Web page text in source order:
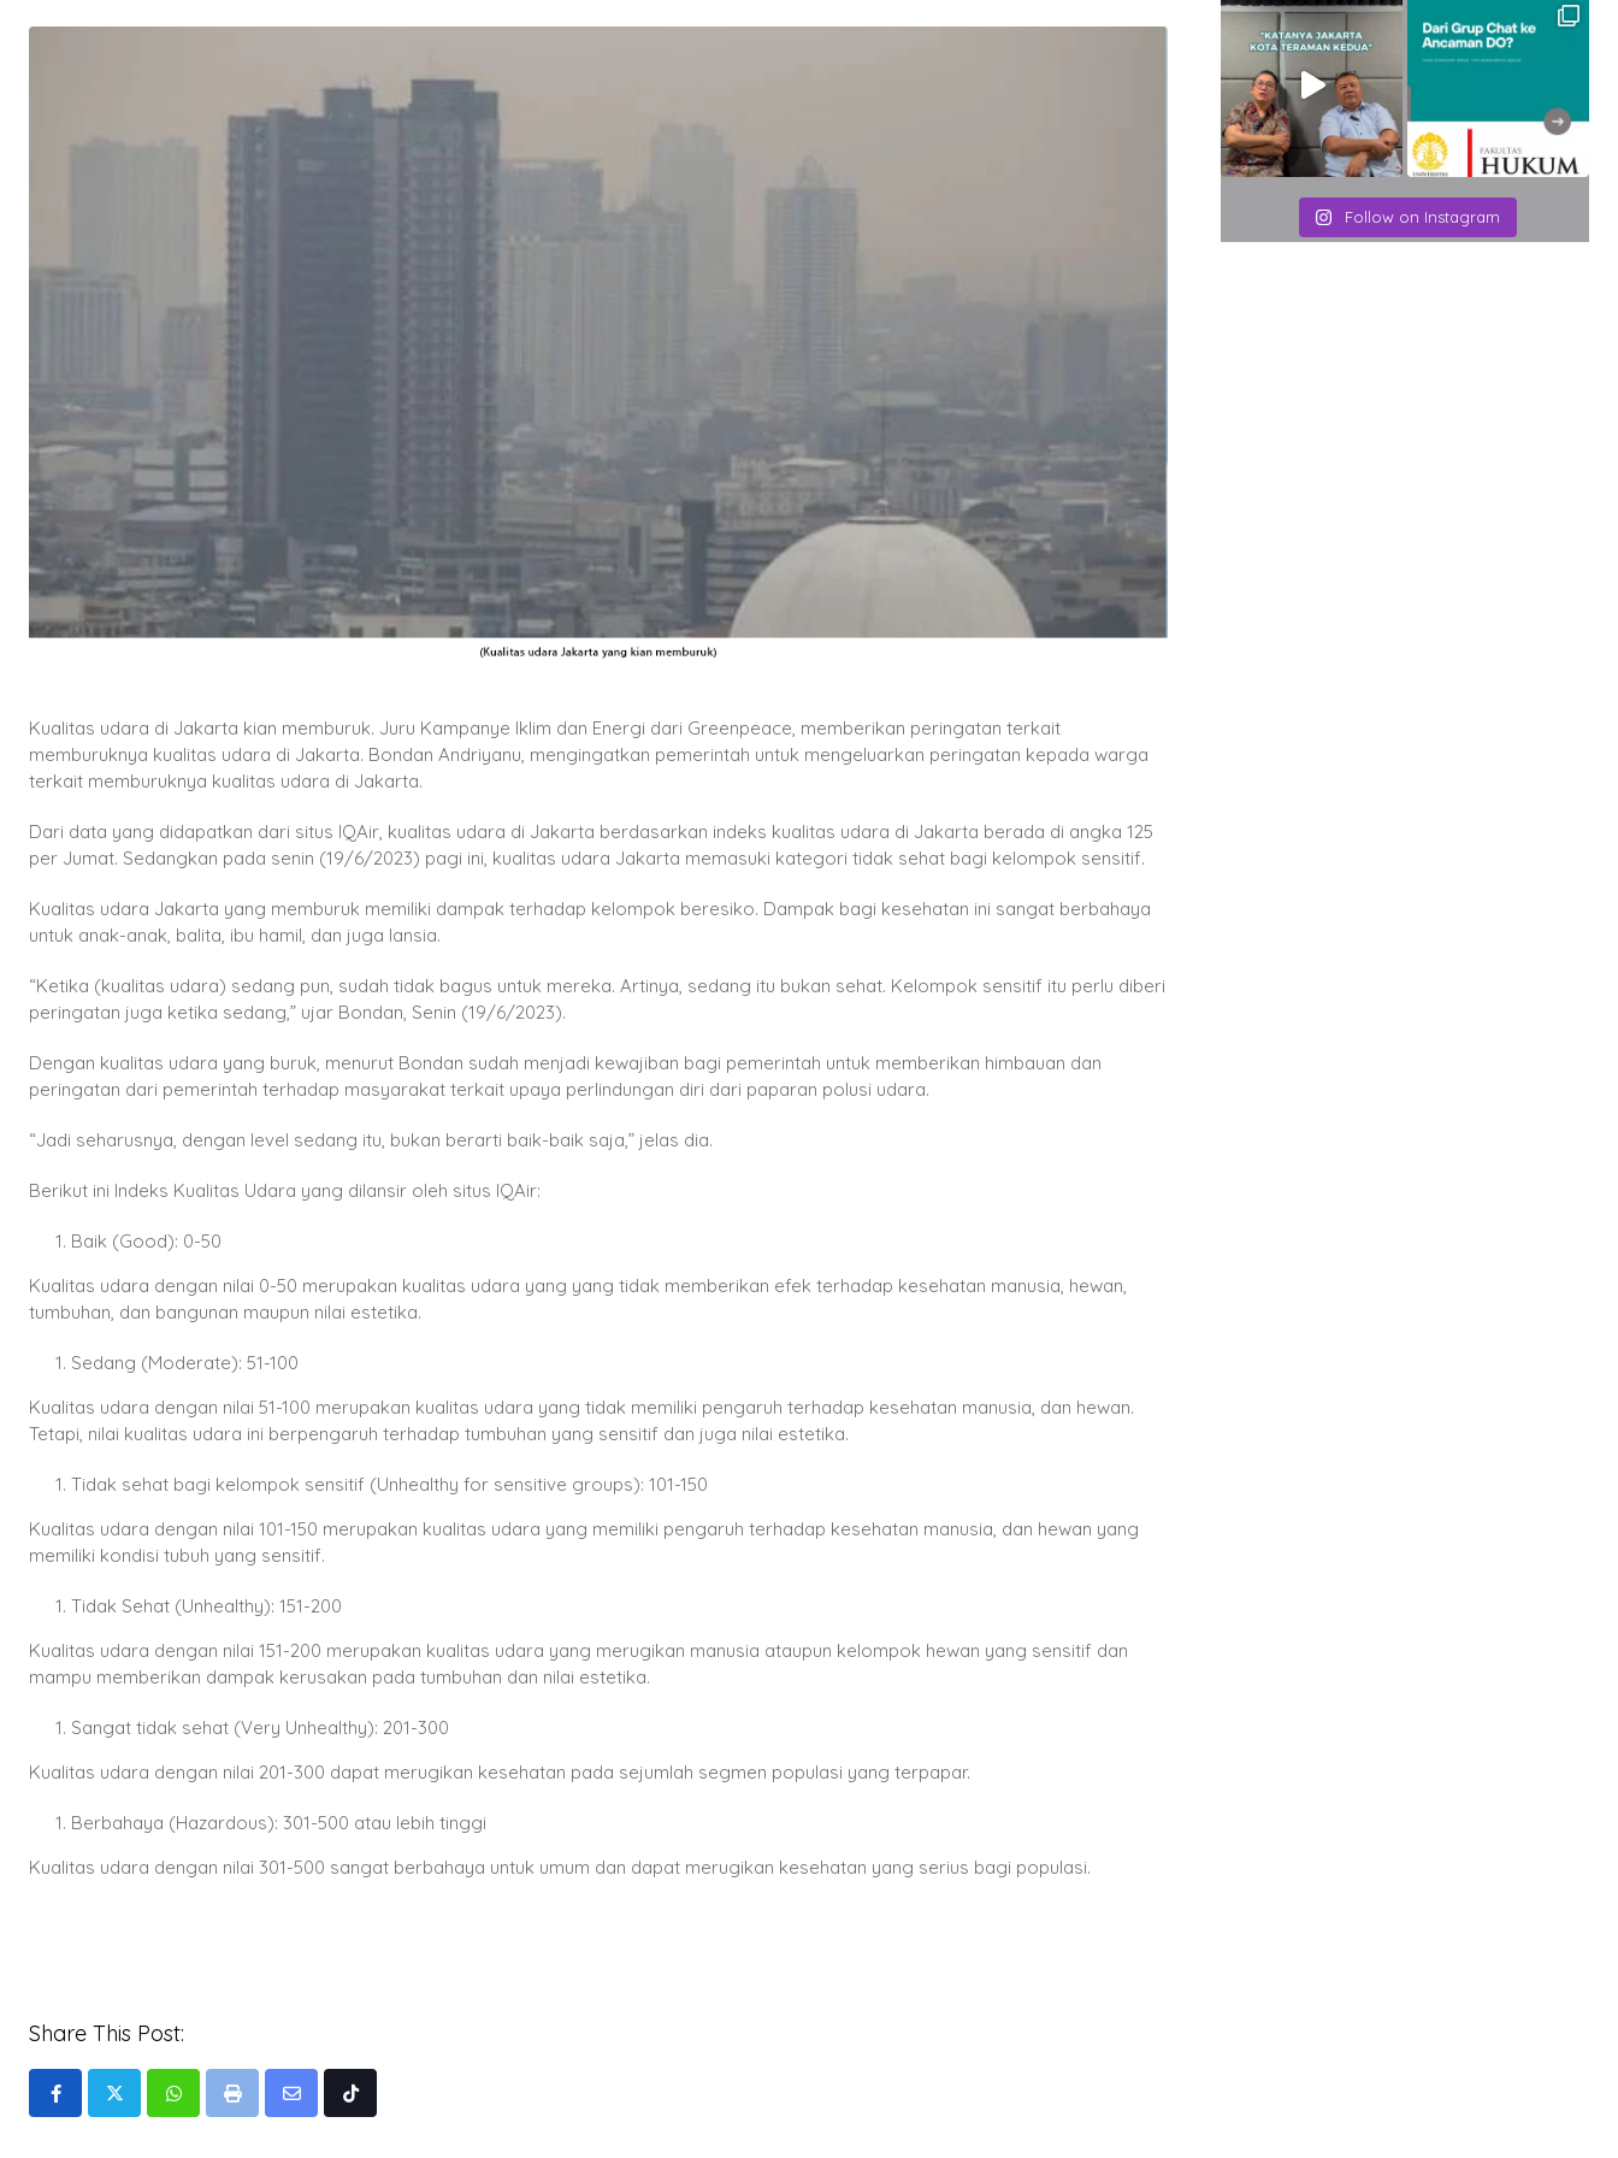
Kualitas udara di Jakarta kian memburuk. Juru Kampanye Iklim dan Energi dari Greenpeace, memberikan peringatan terkait
memburuknya kualitas udara di Jakarta. Bondan Andriyanu, mengingatkan pemerintah untuk mengeluarkan peringatan kepada warga
terkait memburuknya kualitas udara di Jakarta.
Dari data yang didapatkan dari situs IQAir, kualitas udara di Jakarta berdasarkan indeks kualitas udara di Jakarta berada di angka 125
per Jumat. Sedangkan pada senin (19/6/2023) pagi ini, kualitas udara Jakarta memasuki kategori tidak sehat bagi kelompok sensitif.
Kualitas udara Jakarta yang memburuk memiliki dampak terhadap kelompok beresiko. Dampak bagi kesehatan ini sangat berbahaya
untuk anak-anak, balita, ibu hamil, dan juga lansia.
“Ketika (kualitas udara) sedang pun, sudah tidak bagus untuk mereka. Artinya, sedang itu bukan sehat. Kelompok sensitif itu perlu diberi
peringatan juga ketika sedang,” ujar Bondan, Senin (19/6/2023).
Dengan kualitas udara yang buruk, menurut Bondan sudah menjadi kewajiban bagi pemerintah untuk memberikan himbauan dan
peringatan dari pemerintah terhadap masyarakat terkait upaya perlindungan diri dari paparan polusi udara.
“Jadi seharusnya, dengan level sedang itu, bukan berarti baik-baik saja,” jelas dia.
Berikut ini Indeks Kualitas Udara yang dilansir oleh situs IQAir:
Baik (Good): 0-50
Kualitas udara dengan nilai 0-50 merupakan kualitas udara yang yang tidak memberikan efek terhadap kesehatan manusia, hewan,
tumbuhan, dan bangunan maupun nilai estetika.
Sedang (Moderate): 51-100
Kualitas udara dengan nilai 51-100 merupakan kualitas udara yang tidak memiliki pengaruh terhadap kesehatan manusia, dan hewan.
Tetapi, nilai kualitas udara ini berpengaruh terhadap tumbuhan yang sensitif dan juga nilai estetika.
Tidak sehat bagi kelompok sensitif (Unhealthy for sensitive groups): 101-150
Kualitas udara dengan nilai 101-150 merupakan kualitas udara yang memiliki pengaruh terhadap kesehatan manusia, dan hewan yang
memiliki kondisi tubuh yang sensitif.
Tidak Sehat (Unhealthy): 151-200
Kualitas udara dengan nilai 151-200 merupakan kualitas udara yang merugikan manusia ataupun kelompok hewan yang sensitif dan
mampu memberikan dampak kerusakan pada tumbuhan dan nilai estetika.
Sangat tidak sehat (Very Unhealthy): 201-300
Kualitas udara dengan nilai 201-300 dapat merugikan kesehatan pada sejumlah segmen populasi yang terpapar.
Berbahaya (Hazardous): 301-500 atau lebih tinggi
Kualitas udara dengan nilai 301-500 sangat berbahaya untuk umum dan dapat merugikan kesehatan yang serius bagi populasi.
Share This Post:
WhatsappPrint
Share
Tiktok
Follow on Instagram